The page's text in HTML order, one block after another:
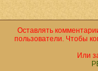
Оставлять
пользователи. Чтобы
Или